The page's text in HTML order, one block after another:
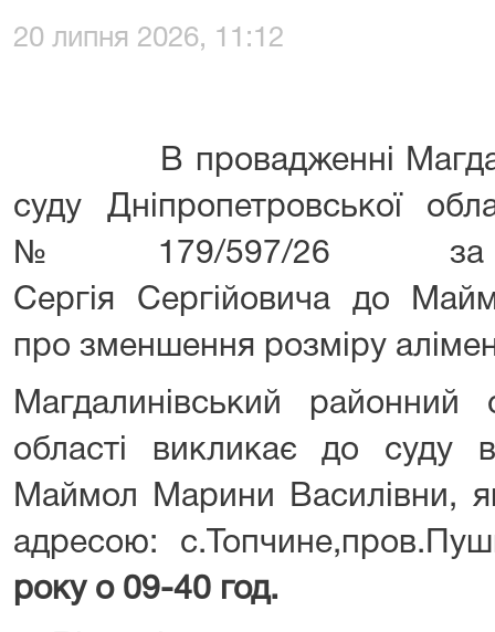
20 липня 2026, 11:12
В провадженні
суду Дніпропетровської
№ 179/597/26 за
Сергія Сергійовича до
про зменшення розміру
Магдалинівський районний
області викликає до суду
Маймол Марини Василівни,
адресою:
року о 09-40 год.